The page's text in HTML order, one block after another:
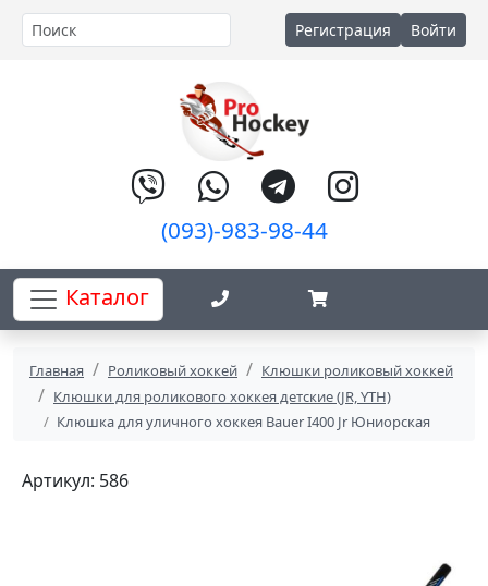
Регистрация Войти
(093)-983-98-44
Каталог
Главная Роликовый хоккей
Клюшки роликовый хоккей
Клюшки для роликового хоккея детские (JR, YTH)
Клюшка для уличного хоккея Bauer I400 Jr Юниорская
Артикул: 586